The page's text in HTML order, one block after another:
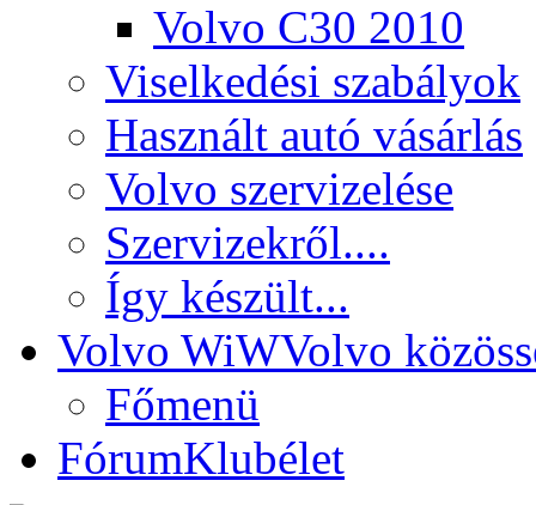
Volvo C30 2010
Viselkedési szabályok
Használt autó vásárlás
Volvo szervizelése
Szervizekről....
Így készült...
Volvo WiWVolvo
Főmenü
FórumKlubélet